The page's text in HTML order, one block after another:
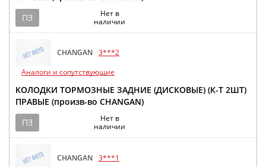
ПЗ
Нет в
наличии
CHANGAN 3***2
Аналоги и сопутствующие
КОЛОДКИ ТОРМОЗНЫЕ ЗАДНИЕ (ДИСКОВЫЕ) (К-Т 2ШТ)
ПРАВЫЕ (произв-во CHANGAN)
ПЗ
Нет в
наличии
CHANGAN 3***1